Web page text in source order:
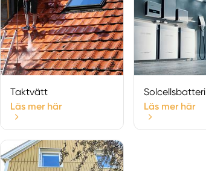
Taktvätt
Läs mer här
Solcellsbatteri
Läs mer här